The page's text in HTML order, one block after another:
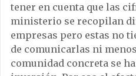
tener en cuenta que las
ministerio se recopilan
empresas pero estas no
de comunicarlas ni
comunidad concreta se